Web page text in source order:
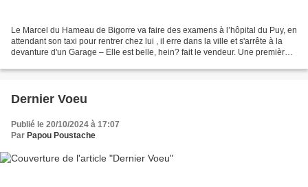
Le Marcel du Hameau de Bigorre va faire des examens à l’hôpital du Puy, en
attendant son taxi pour rentrer chez lui , il erre dans la ville et s'arrête à la
devanture d'un Garage – Elle est belle, hein? fait le vendeur. Une première
Dernier Voeu
Publié le 20/10/2024 à 17:07
Par Papou Poustache